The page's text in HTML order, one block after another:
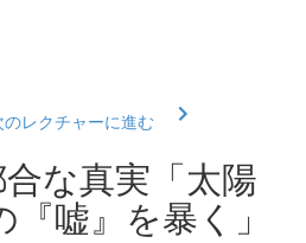
のレクチャーに進む
な真実「太陽
嘘』を暴く」